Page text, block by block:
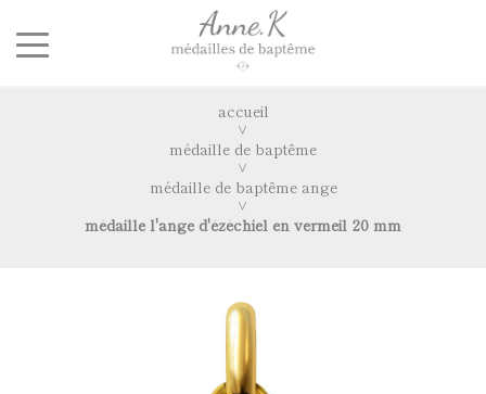
accueil
médaille de baptême
médaille de baptême ange
médaille l'ange d'ézéchiel en vermeil 20 mm